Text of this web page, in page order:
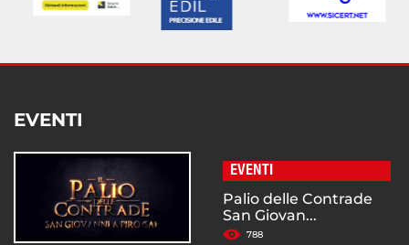
EVENTI
EVENTI
Palio delle Contrade
San Giovan...
788